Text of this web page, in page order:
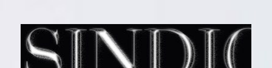
Periodismo Inteligente